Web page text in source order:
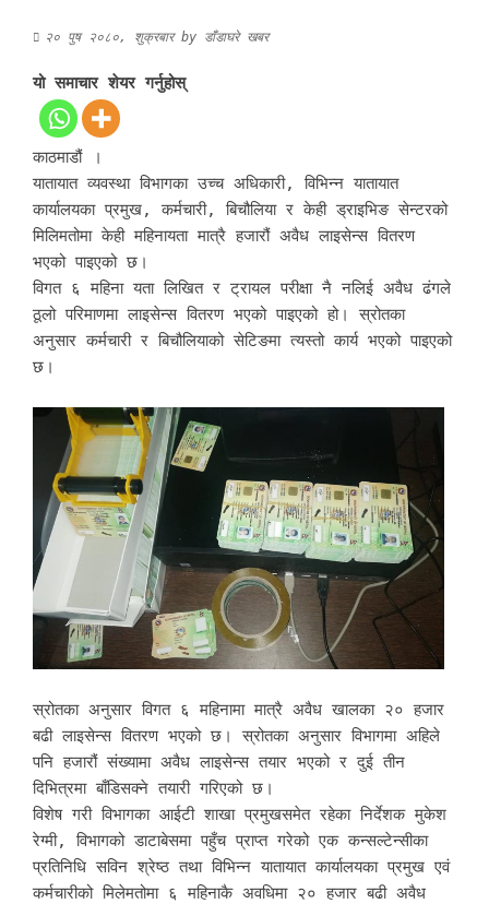
२० पुष २०८०, शुक्रबारby डाँडाघरे खबर
यो समाचार शेयर गर्नुहोस्
काठमाडौं ।
यातायात व्यवस्था विभागका उच्च अधिकारी, विभिन्न यातायात
कार्यालयका प्रमुख, कर्मचारी, बिचौलिया र केही ड्राइभिङ सेन्टरको
मिलिमतोमा केही महिनायता मात्रै हजारौं अवैध लाइसेन्स वितरण
भएको पाइएको छ।
विगत ६ महिना यता लिखित र ट्रायल परीक्षा नै नलिई अवैध ढंगले
ठूलो परिमाणमा लाइसेन्स वितरण भएको पाइएको हो। स्रोतका
अनुसार कर्मचारी र बिचौलियाको सेटिङमा त्यस्तो कार्य भएको पाइएको
छ।
स्रोतका अनुसार विगत ६ महिनामा मात्रै अवैध खालका २० हजार
बढी लाइसेन्स वितरण भएको छ। स्रोतका अनुसार विभागमा अहिले
पनि हजारौं संख्यामा अवैध लाइसेन्स तयार भएको र दुई तीन
दिभित्रमा बाँडिसक्ने तयारी गरिएको छ।
विशेष गरी विभागका आईटी शाखा प्रमुखसमेत रहेका निर्देशक मुकेश
रेग्मी, विभागको डाटाबेसमा पहुँच प्राप्त गरेको एक कन्सल्टेन्सीका
प्रतिनिधि सविन श्रेष्ठ तथा विभिन्न यातायात कार्यालयका प्रमुख एवं
कर्मचारीको मिलेमतोमा ६ महिनाकै अवधिमा २० हजार बढी अवैध